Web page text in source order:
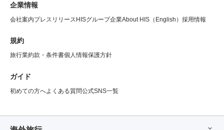
企業情報
会社案内プレスリリース HISグループ企業About HIS（English） 採用情報
規約
旅行業約款・条件書個人情報保護方針
ガイド
初めての方へよくある質問公式SNS一覧